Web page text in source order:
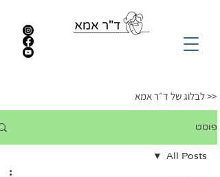
<< לבלוג של ד״ר אמא
פוסט
All Posts